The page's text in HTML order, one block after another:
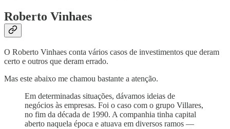
Roberto Vinhaes
O Roberto Vinhaes conta vários casos de investimentos que deram
certo e outros que deram errado.
Mas este abaixo me chamou bastante a atenção.
Em determinadas situações, dávamos ideias de
negócios às empresas. Foi o caso com o grupo Villares,
no fim da década de 1990. A companhia tinha capital
aberto naquela época e atuava em diversos ramos —